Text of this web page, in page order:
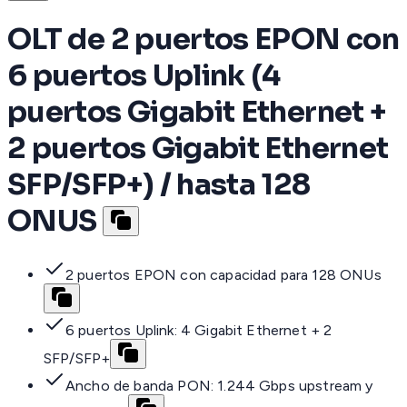
OLT de 2 puertos EPON con
6 puertos Uplink (4
puertos Gigabit Ethernet +
2 puertos Gigabit Ethernet
SFP/SFP+) / hasta 128
ONUS
2 puertos EPON con capacidad para 128 ONUs
6 puertos Uplink: 4 Gigabit Ethernet + 2
SFP/SFP+
Ancho de banda PON: 1.244 Gbps upstream y